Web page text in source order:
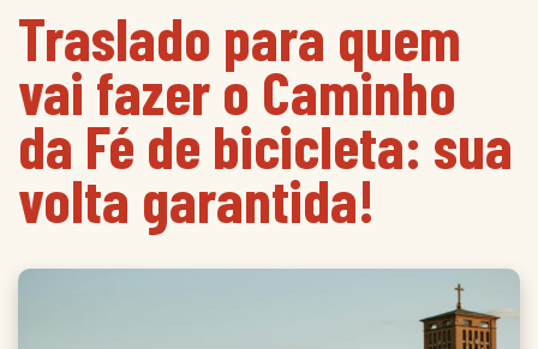
Traslado para quem
vai fazer o Caminho
da Fé de bicicleta: sua
volta garantida!